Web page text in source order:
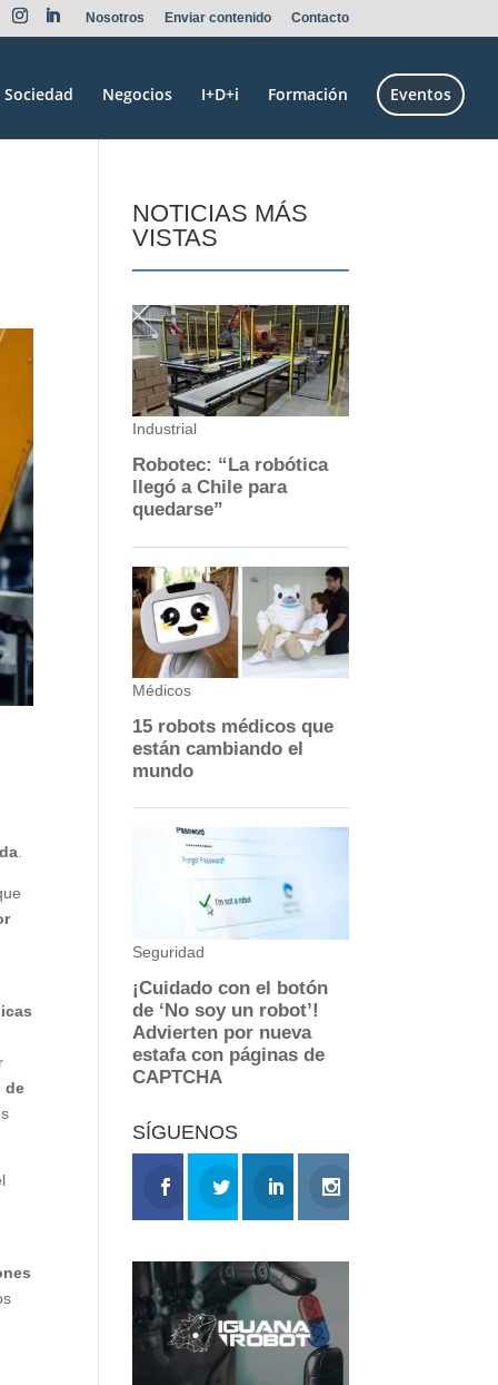
Nosotros Enviar contenido Contacto
Sociedad Negocios I+D+i Formación Eventos
de
NOTICIAS MÁS
VISTAS
SÍGUENOS